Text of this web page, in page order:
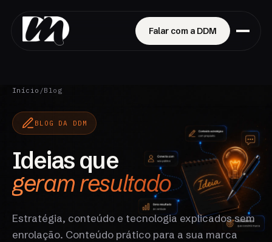
Falar com a DDM
Início /Blog
BLOG DA DDM
Ideias que
geram resultado
Estratégia, conteúdo e tecnologia explicados sem
enrolação. Conteúdo prático para a sua marca